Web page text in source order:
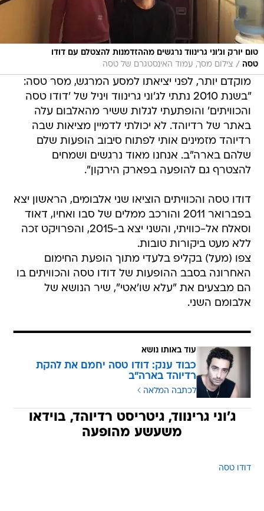
טום יורק וג'וני גרינווד נרגשים מההזדמנות להצטלם עם דודו
טסה / צילום מסך, עמוד האינסטגרם של טסה
מוקדם יותר, לפני יציאתו למסע המרגש, מסר טסה:
"בשנת 2010 נתתי לג'וני גרינווד ויניל של 'דודו טסה
והכוויתים' והופתעתי לגלות ששיר מהאלבום עלה
באתר של רדיוהד. לא יכולתי לדמיין מציאות שבה
רדיוהד מזמינים אותי לפתוח סיבוב הופעות שלם
שלהם בארה"ב. אנחנו מאוד נרגשים ושמחים
להצטרף גם להופעה בפארק הירקון".
דודו טסה והכוויתים הוציאו שני אלבומים, הראשון יצא
בפברואר 2011 והורכב ממלים של סבו ואחיו, דאוד
וסאלח אל-כוויתי, והשני יצא ב-2015, והפרויקט זכה
ללא מעט ביקורות טובות.
צפו (מעל) בקליפ בלעדי מתוך הופעת החימום
האחרונה בסבב ההופעות של דודו טסה והכוויתים בו
הם מבצעים את "עלא שו'אטי", שיר הנושא של
אלבומם השני.
עוד באותו נושא
כבוד ענק: דודו טסה יחמם את להקת
רדיוהד בארה"ב
לכתבה המלאה
ג'וני גרינווד, גיטריסט רדיוהד, בוידאו
משעשע מהופעה
דודו טסה